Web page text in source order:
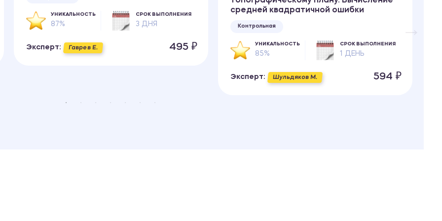
УНИКАЛЬНОСТЬ
87%
СРОК ВЫПОЛНЕНИЯ
3 ДНЯ
Эксперт: Гаврев Е. 495 ₽
средней квадратичной ошибки
Контрольная
УНИКАЛЬНОСТЬ
85%
СРОК ВЫПОЛНЕНИЯ
1 ДЕНЬ
Эксперт: Шульдяков М. 594 ₽